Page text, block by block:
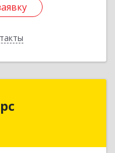
Великий Устюг г,